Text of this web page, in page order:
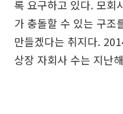
록 요구하고 있다. 모회
가 충돌할 수 있는 구조
만들겠다는 취지다.
상장 자회사 수는 지난